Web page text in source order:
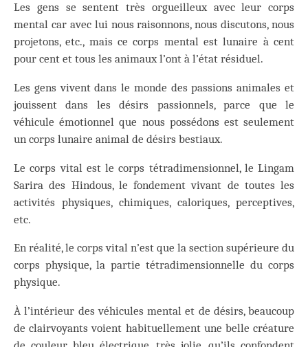
Les gens se sentent très orgueilleux avec leur corps
mental car avec lui nous raisonnons, nous discutons, nous
projetons, etc., mais ce corps mental est lunaire à cent
pour cent et tous les animaux l’ont à l’état résiduel.
Les gens vivent dans le monde des passions animales et
jouissent dans les désirs passionnels, parce que le
véhicule émotionnel que nous possédons est seulement
un corps lunaire animal de désirs bestiaux.
Le corps vital est le corps tétradimensionnel, le Lingam
Sarira des Hindous, le fondement vivant de toutes les
activités physiques, chimiques, caloriques, perceptives,
etc.
En réalité, le corps vital n’est que la section supérieure du
corps physique, la partie tétradimensionnelle du corps
physique.
À l’intérieur des véhicules mental et de désirs, beaucoup
de clairvoyants voient habituellement une belle créature